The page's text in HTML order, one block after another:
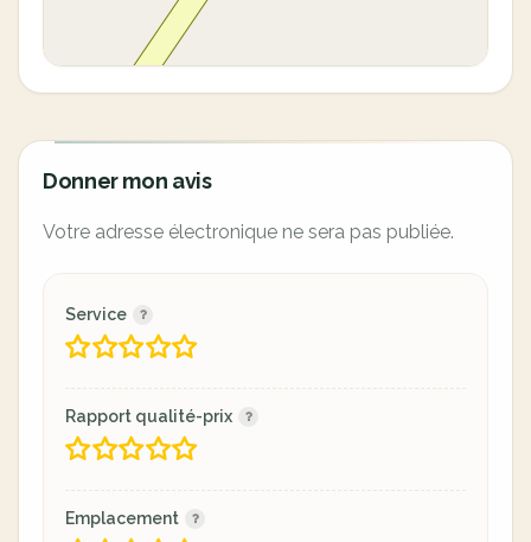
Donner mon avis
Votre adresse électronique ne sera pas publiée.
Service
Rapport qualité-prix
Emplacement